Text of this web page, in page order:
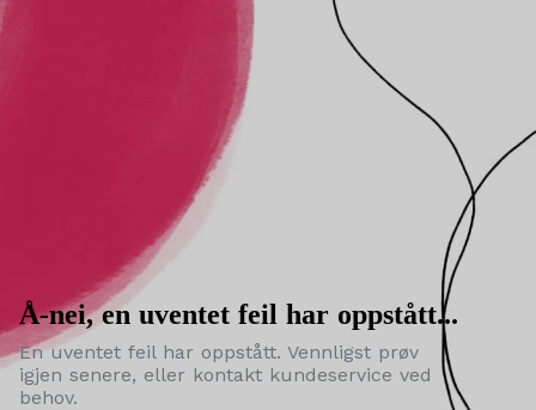
Å-nei, en uventet feil har oppstått...
En uventet feil har oppstått. Vennligst prøv
igjen senere, eller kontakt kundeservice ved
behov.